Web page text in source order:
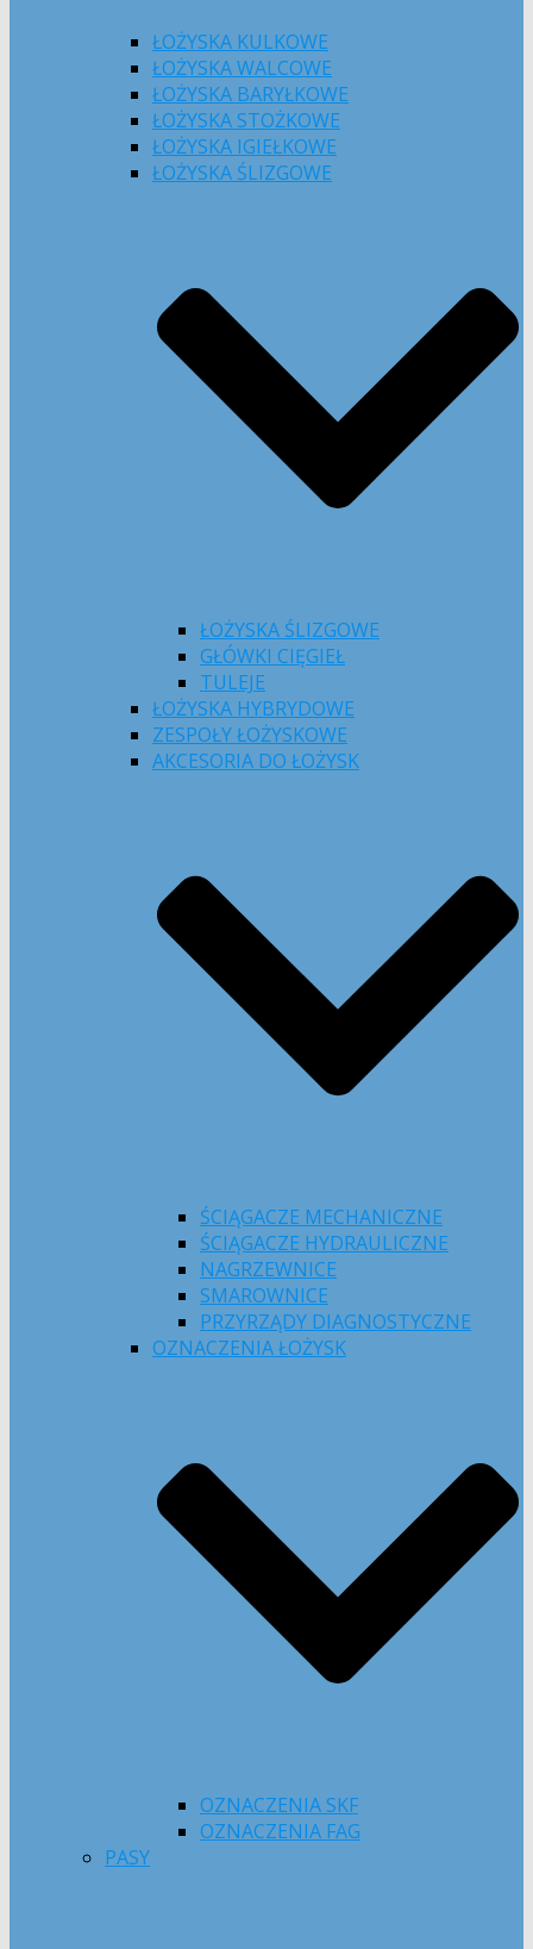
ŁOŻYSKA KULKOWE
ŁOŻYSKA WALCOWE
ŁOŻYSKA BARYŁKOWE
ŁOŻYSKA STOŻKOWE
ŁOŻYSKA IGIEŁKOWE
ŁOŻYSKA ŚLIZGOWE
ŁOŻYSKA ŚLIZGOWE
GŁÓWKI CIĘGIEŁ
TULEJE
ŁOŻYSKA HYBRYDOWE
ZESPOŁY ŁOŻYSKOWE
AKCESORIA DO ŁOŻYSK
ŚCIĄGACZE MECHANICZNE
ŚCIĄGACZE HYDRAULICZNE
NAGRZEWNICE
SMAROWNICE
PRZYRZĄDY DIAGNOSTYCZNE
OZNACZENIA ŁOŻYSK
OZNACZENIA SKF
OZNACZENIA FAG
PASY